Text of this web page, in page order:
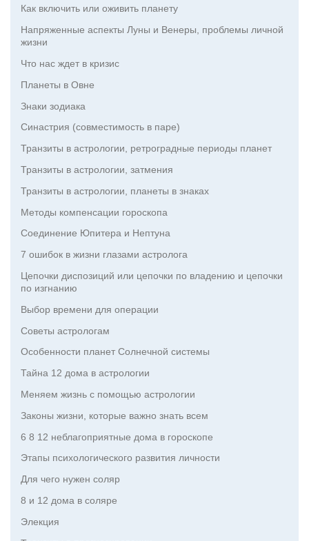
Как включить или оживить планету
Напряженные аспекты Луны и Венеры, проблемы личной
жизни
Что нас ждет в кризис
Планеты в Овне
Знаки зодиака
Синастрия (совместимость в паре)
Транзиты в астрологии, ретроградные периоды планет
Транзиты в астрологии, затмения
Транзиты в астрологии, планеты в знаках
Методы компенсации гороскопа
Соединение Юпитера и Нептуна
7 ошибок в жизни глазами астролога
Цепочки диспозиций или цепочки по владению и цепочки
по изгнанию
Выбор времени для операции
Советы астрологам
Особенности планет Солнечной системы
Тайна 12 дома в астрологии
Меняем жизнь с помощью астрологии
Законы жизни, которые важно знать всем
6 8 12 неблагоприятные дома в гороскопе
Этапы психологического развития личности
Для чего нужен соляр
8 и 12 дома в соляре
Элекция